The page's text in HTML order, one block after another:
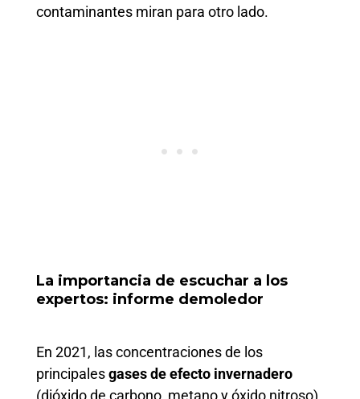
contaminantes miran para otro lado.
La importancia de escuchar a los
expertos: informe demoledor
En 2021, las concentraciones de los
principalesgases de efecto invernadero